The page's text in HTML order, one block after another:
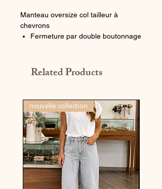
Manteau oversize col tailleur à
chevrons
Fermeture par double boutonnage
Contient de la laine
Related Products
nouvelle collection